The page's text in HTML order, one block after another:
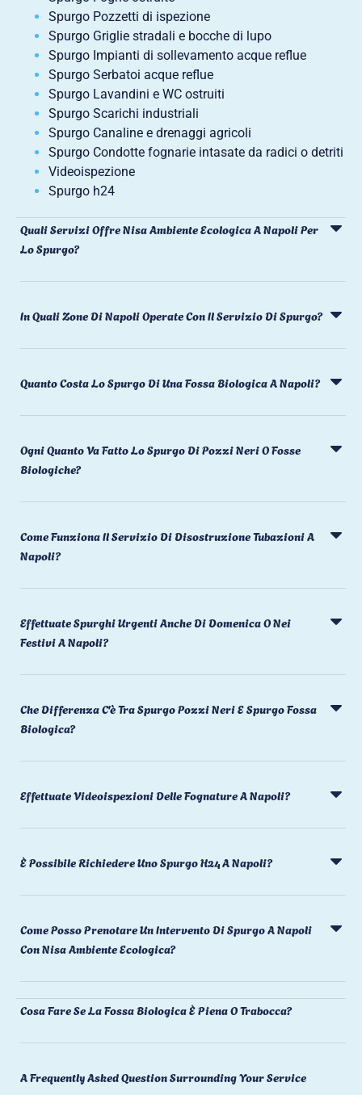
Spurgo Pozzetti di ispezione
Spurgo Griglie stradali e bocche di lupo
Spurgo Impianti di sollevamento acque reflue
Spurgo Serbatoi acque reflue
Spurgo Lavandini e WC ostruiti
Spurgo Scarichi industriali
Spurgo Canaline e drenaggi agricoli
Spurgo Condotte fognarie intasate da radici o detriti
Videoispezione
Spurgo h24
Quali Servizi Offre Nisa Ambiente Ecologica A Napoli Per
Lo Spurgo?
In Quali Zone Di Napoli Operate Con Il Servizio Di Spurgo?
Quanto Costa Lo Spurgo Di Una Fossa Biologica A Napoli?
Ogni Quanto Va Fatto Lo Spurgo Di Pozzi Neri O Fosse
Biologiche?
Come Funziona Il Servizio Di Disostruzione Tubazioni A
Napoli?
Effettuate Spurghi Urgenti Anche Di Domenica O Nei
Festivi A Napoli?
Che Differenza C'è Tra Spurgo Pozzi Neri E Spurgo Fossa
Biologica?
Effettuate Videoispezioni Delle Fognature A Napoli?
È Possibile Richiedere Uno Spurgo H24 A Napoli?
Come Posso Prenotare Un Intervento Di Spurgo A Napoli
Con Nisa Ambiente Ecologica?
Cosa Fare Se La Fossa Biologica È Piena O Trabocca?
A Frequently Asked Question Surrounding Your Service